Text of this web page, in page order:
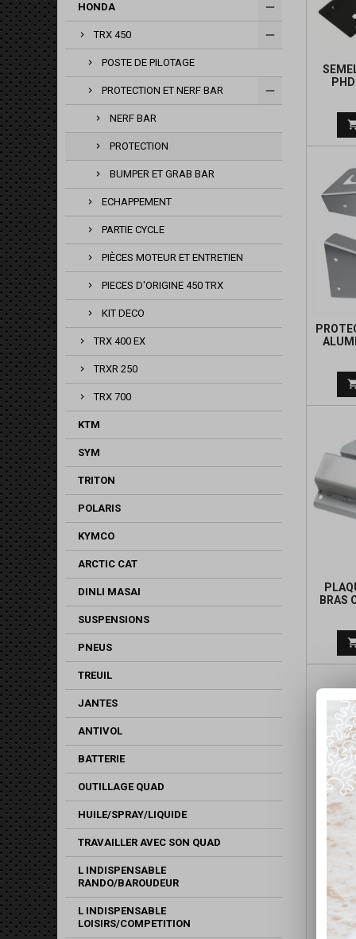
HONDA
TRX 450
POSTE DE PILOTAGE
PROTECTION ET NERF BAR
NERF BAR
PROTECTION
BUMPER ET GRAB BAR
ECHAPPEMENT
PARTIE CYCLE
PIÈCES MOTEUR ET ENTRETIEN
PIECES D'ORIGINE 450 TRX
KIT DECO
TRX 400 EX
TRXR 250
TRX 700
KTM
SYM
TRITON
POLARIS
KYMCO
ARCTIC CAT
DINLI MASAI
SUSPENSIONS
PNEUS
TREUIL
JANTES
ANTIVOL
BATTERIE
OUTILLAGE QUAD
HUILE/SPRAY/LIQUIDE
TRAVAILLER AVEC SON QUAD
L INDISPENSABLE
RANDO/BAROUDEUR
L INDISPENSABLE
LOISIRS/COMPETITION
BRAS

Bleu